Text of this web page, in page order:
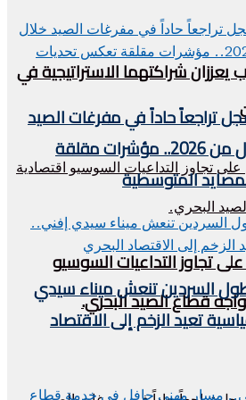
يعززان شراكتهما الاستراتيجية في
تجاوز التداعيات السوسيو
قطاع الصيد البحري.
تراجعاً حاداً في مفرغات الصيد
خلال النصف الأول من 2026.. مؤشرات مقلقة
المتوسطية
السردين تنعش ميناء سيدي
تعيد الزخم إلى الاقتصاد